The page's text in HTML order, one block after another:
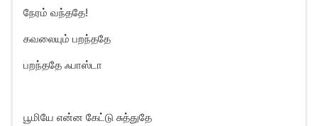
நேரம் வந்ததே!
கவலையும் பறந்ததே
பறந்ததே ஃபாஸ்டா
பூமியே என்ன கேட்டு சுத்துதே